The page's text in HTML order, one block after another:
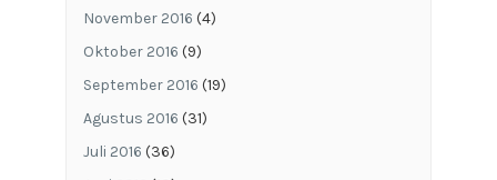
November 2016 (4)
Oktober 2016 (9)
September 2016 (19)
Agustus 2016 (31)
Juli 2016 (36)